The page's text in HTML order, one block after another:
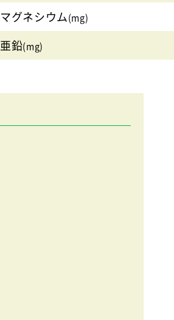
マグネシウム(mg)
亜鉛(mg)